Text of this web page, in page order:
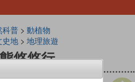
科普> 動植物
史地> 地理旅遊
悠悠行